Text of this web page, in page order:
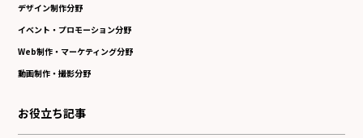
デザイン制作分野
イベント・プロモーション分野
Web制作・マーケティング分野
動画制作・撮影分野
お役立ち記事